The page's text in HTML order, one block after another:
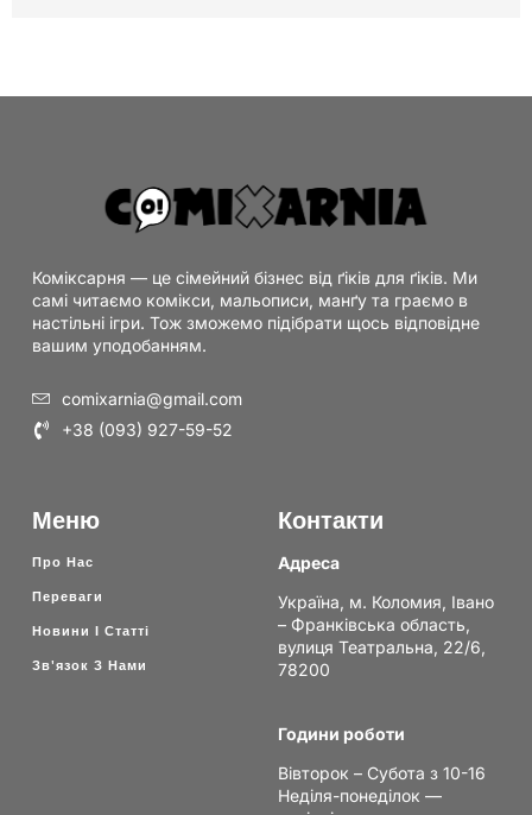
Коміксарня — це сімейний бізнес від ґіків для ґіків. Ми
самі читаємо комікси, мальописи, манґу та граємо в
настільні ігри. Тож зможемо підібрати щось відповідне
вашим уподобанням.
comixarnia@gmail.com
+38 (093) 927-59-52
Меню
Про Нас
Переваги
Новини І Статті
Зв'язок З Нами
Контакти
Адреса
Україна, м. Коломия, Івано
– Франківська область,
вулиця Театральна, 22/6,
78200
Години роботи
Вівторок – Субота з 10-16
Неділя-понеділок —